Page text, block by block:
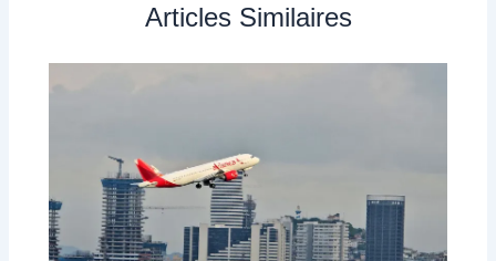
Articles Similaires